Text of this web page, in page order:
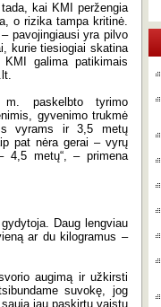
kai KMI peržengia
o rizika tampa kritinė.
pavojingiausi yra pilvo
kurie tiesiogiai skatina
galima patikimais
m. paskelbto tyrimo
gyvenimo trukmė
vyrams ir 3,5 metų
pat nėra gerai – vyrų
4,5 metų“, – primena
Daug lengviau
ar du kilogramus –
augimą ir užkirsti
suvokę, jog
jau paskirtų vaistų